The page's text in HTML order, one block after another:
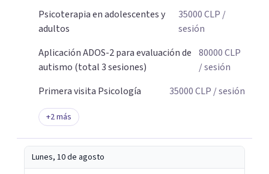
Psicoterapia en adolescentes y
adultos
35000 CLP /
sesión
Aplicación ADOS-2 para evaluación de
autismo (total 3 sesiones)
80000CLP
/ sesión
Primera visita Psicología
35000CLP / sesión
+2más
Lunes, 10 de agosto